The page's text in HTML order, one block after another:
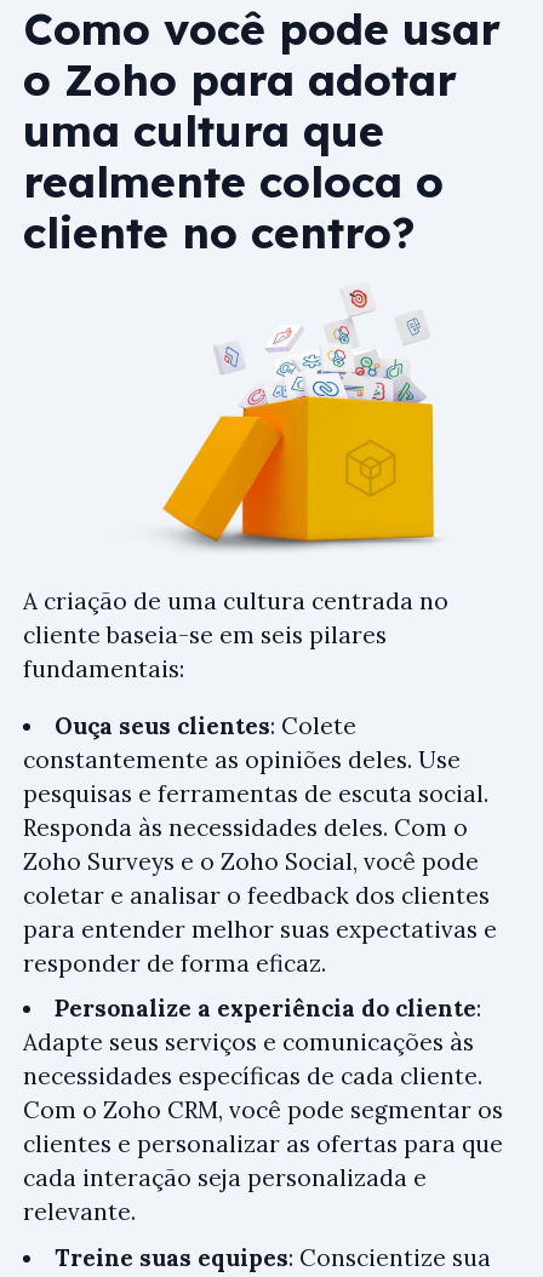
Como você pode usar
o Zoho para adotar
uma cultura que
realmente coloca o
cliente no centro?
A criação de uma cultura centrada no
cliente baseia-se em seis pilares
fundamentais:
Ouça seus clientes: Colete
constantemente as opiniões deles. Use
pesquisas e ferramentas de escuta social.
Responda às necessidades deles. Com o
Zoho Surveys e o Zoho Social, você pode
coletar e analisar o feedback dos clientes
para entender melhor suas expectativas e
responder de forma eficaz.
Personalize a experiência do cliente:
Adapte seus serviços e comunicações às
necessidades específicas de cada cliente.
Com o Zoho CRM, você pode segmentar os
clientes e personalizar as ofertas para que
cada interação seja personalizada e
relevante.
Treine suas equipes: Conscientize sua